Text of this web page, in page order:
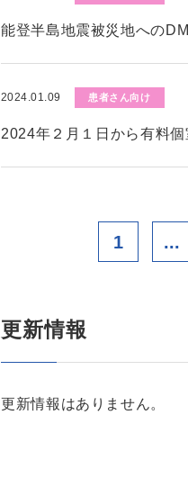
能登半島地震被災地への
2024.01.09 患者さん向け
2024年２月１日から有料
1 ...
更新情報
更新情報はありません。